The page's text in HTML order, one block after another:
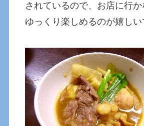
されているので、お店に行
ゆっくり楽しめるのが嬉しい